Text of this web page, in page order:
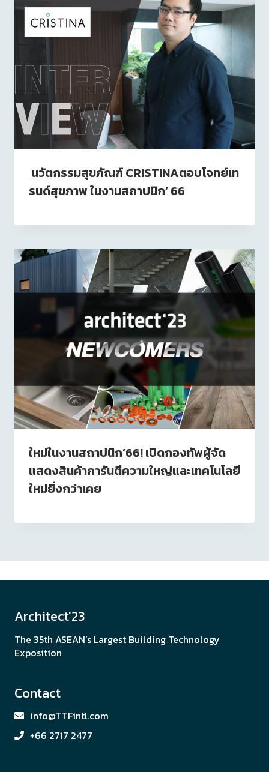
นวัตกรรมสุขภัณฑ์ CRISTINAตอบโจทย์เท
รนด์สุขภาพ ในงานสถาปนิก’ 66
ใหม่ในงานสถาปนิก’66! เปิดกองทัพผู้จัด
แสดงสินค้าการันตีความใหญ่และเทคโนโลยี
ใหม่ยิ่งกว่าเคย
Architect'23
The 35th ASEAN’s Largest Building Technology
Exposition
Contact
info@TTFintl.com
+66 2717 2477